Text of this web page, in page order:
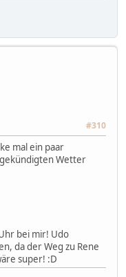
#310
mal ein paar
Wetter
bei mir! Udo
da der Weg zu Rene
super! :D